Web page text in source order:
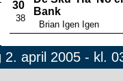
30
38
Bank
Brian Igen Igen
april 2005 - kl.